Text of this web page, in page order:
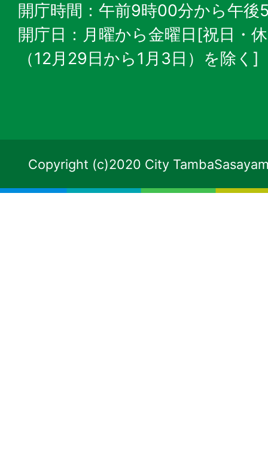
開庁時間：午前9時00分から午後
開庁日：月曜から金曜日[祝日・
（12月29日から1月3日）を除く]
Copyright (c)2020 City